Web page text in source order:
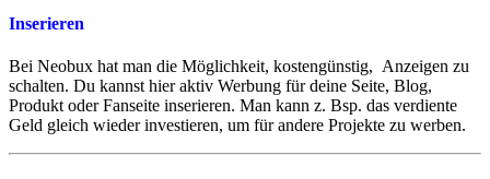
Inserieren
Bei Neobux hat man die Möglichkeit, kostengünstig, Anzeigen zu
schalten. Du kannst hier aktiv Werbung für deine Seite, Blog,
Produkt oder Fanseite inserieren. Man kann z. Bsp. das verdiente
Geld gleich wieder investieren, um für andere Projekte zu werben.